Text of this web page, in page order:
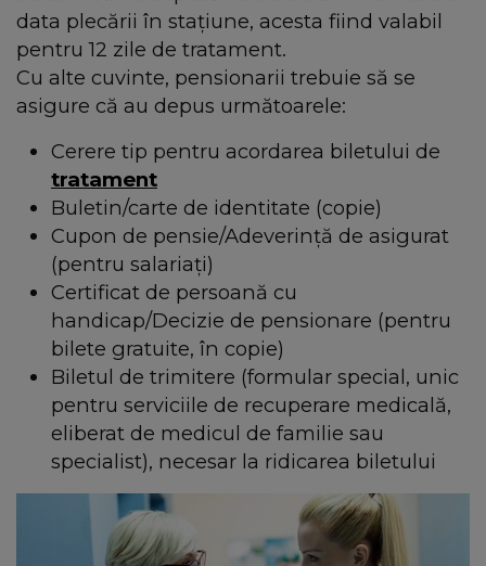
data plecării în stațiune, acesta fiind valabil
pentru 12 zile de tratament.
Cu alte cuvinte, pensionarii trebuie să se
asigure că au depus următoarele:
Cerere tip pentru acordarea biletului de
tratament
Buletin/carte de identitate (copie)
Cupon de pensie/Adeverință de asigurat
(pentru salariați)
Certificat de persoană cu
handicap/Decizie de pensionare (pentru
bilete gratuite, în copie)
Biletul de trimitere (formular special, unic
pentru serviciile de recuperare medicală,
eliberat de medicul de familie sau
specialist), necesar la ridicarea biletului